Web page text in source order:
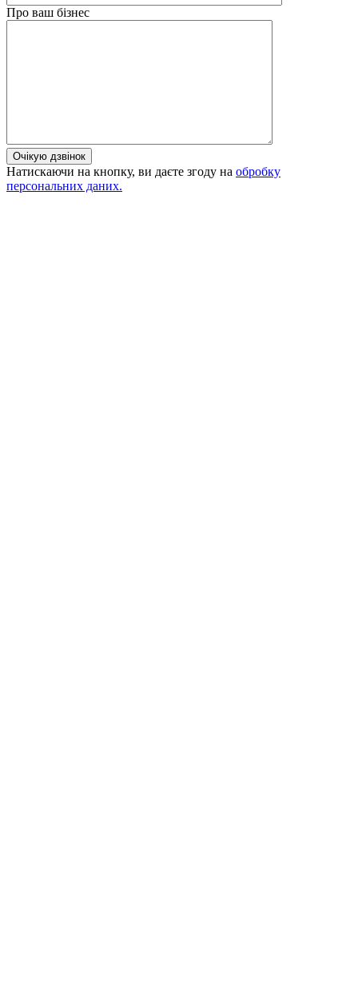
Про ваш бізнес
Очікую дзвінок
Натискаючи на кнопку, ви даєте згоду на обробку
персональних даних.